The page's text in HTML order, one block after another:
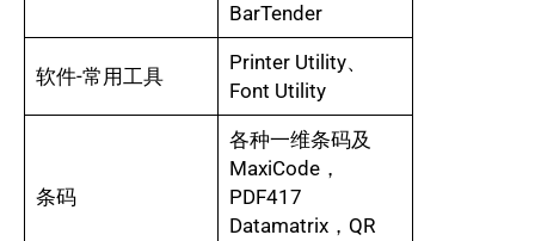
BarTender
软件-常用工具
Printer Utility、
Font Utility
条码
各种一维条码及
MaxiCode，
PDF417
Datamatrix，QR